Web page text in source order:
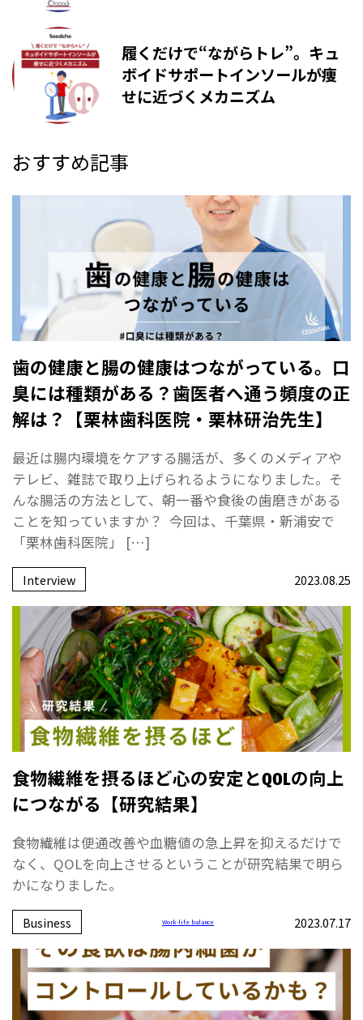
履くだけで“ながらトレ”。キュ
ボイドサポートインソールが痩
せに近づくメカニズム
おすすめ記事
歯の健康と腸の健康はつながっている。口
臭には種類がある？歯医者へ通う頻度の正
解は？【栗林歯科医院・栗林研治先生】
最近は腸内環境をケアする腸活が、多くのメディアや
テレビ、雑誌で取り上げられるようになりました。そ
んな腸活の方法として、朝一番や食後の歯磨きがある
ことを知っていますか？ 今回は、千葉県・新浦安で
「栗林歯科医院」 […]
Interview 2023.08.25
食物繊維を摂るほど心の安定とQOLの向上
につながる【研究結果】
食物繊維は便通改善や血糖値の急上昇を抑えるだけで
なく、QOLを向上させるということが研究結果で明ら
かになりました。
Business Work-life balance 2023.07.17